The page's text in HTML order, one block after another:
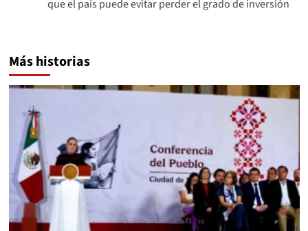
que el país puede evitar perder el grado de inversión
Más historias